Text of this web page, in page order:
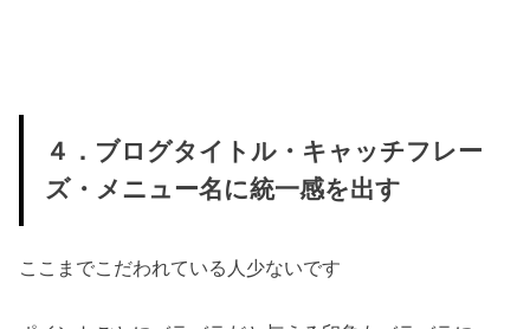
４．ブログタイトル・キャッチフレー
ズ・メニュー名に統一感を出す
ここまでこだわれている人少ないです